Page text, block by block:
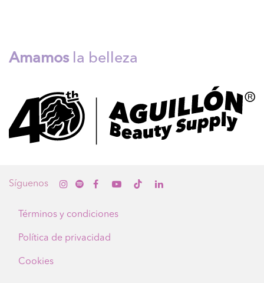
Amamos la belleza
Síguenos
Términos y condiciones
Política de privacidad
Cookies